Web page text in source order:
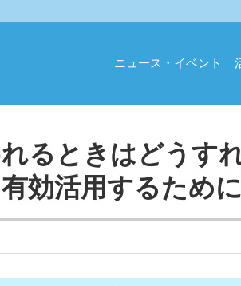
ニュース・イベント
るときはどうす
効活用するために